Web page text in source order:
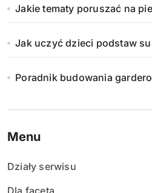
Jakie tematy poruszać na
Jak uczyć dzieci podstaw
Poradnik budowania
Menu
Działy serwisu
Dla faceta